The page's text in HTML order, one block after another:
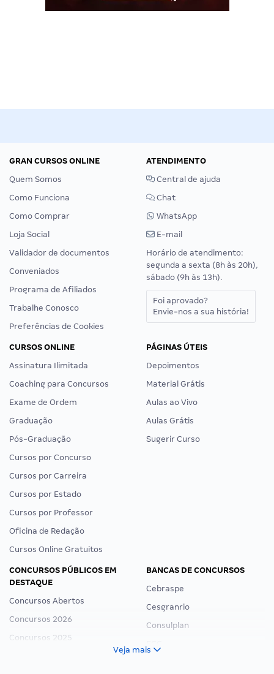
GRAN CURSOS ONLINE
Quem Somos
Como Funciona
Como Comprar
Loja Social
Validador de documentos
Conveniados
Programa de Afiliados
Trabalhe Conosco
Preferências de Cookies
ATENDIMENTO
Central de ajuda
Chat
WhatsApp
E-mail
Horário de atendimento:
segunda a sexta (8h às 20h),
sábado (9h às 13h).
Foi aprovado?
Envie-nos a sua história!
CURSOS ONLINE
Assinatura Ilimitada
Coaching para Concursos
Exame de Ordem
Graduação
Pós-Graduação
Cursos por Concurso
Cursos por Carreira
Cursos por Estado
Cursos por Professor
Oficina de Redação
Cursos Online Gratuitos
PÁGINAS ÚTEIS
Depoimentos
Material Grátis
Aulas ao Vivo
Aulas Grátis
Sugerir Curso
CONCURSOS PÚBLICOS EM
DESTAQUE
Concursos Abertos
Concursos 2026
Concursos 2025
BANCAS DE CONCURSOS
Cebraspe
Cesgranrio
Consulplan
Veja mais